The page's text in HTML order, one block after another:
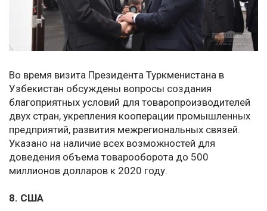
Во время визита Президента Туркменистана в
Узбекистан обсуждены вопросы создания
благоприятных условий для товаропроизводителей
двух стран, укрепления кооперации промышленных
предприятий, развития межрегиональных связей.
Указано на наличие всех возможностей для
доведения объема товарооборота до 500
миллионов долларов к 2020 году.
8. США